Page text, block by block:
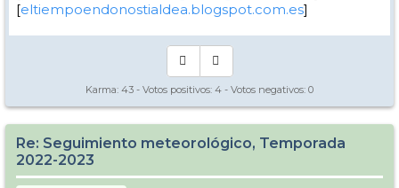
[eltiempoendonostialdea.blogspot.com.es]
Karma: 43 - Votos positivos: 4 - Votos negativos: 0
Re: Seguimiento meteorológico, Temporada
2022-2023